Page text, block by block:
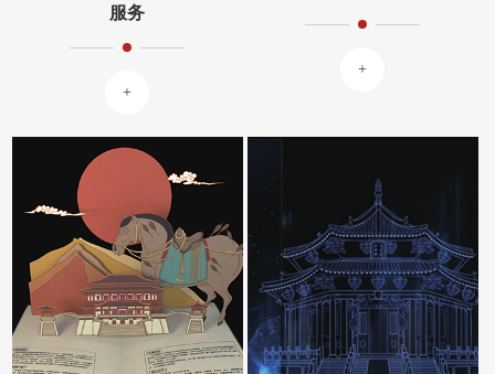
服务
+
+